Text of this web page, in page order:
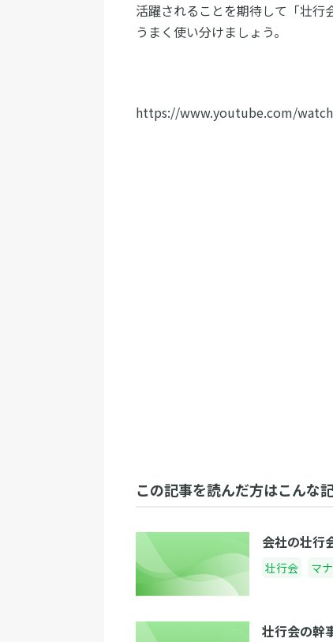
活躍されることを期待して「壮行
うまく使い分けましょう。
https://www.youtube.com/
この記事を読んだ方はこんな
会社の壮行
壮行会 マ
壮行会の幹